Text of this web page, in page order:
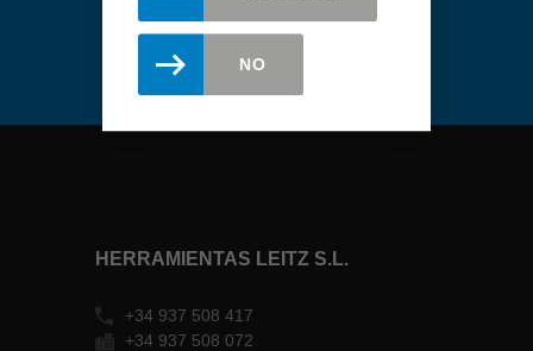
Registre-se aqui para a
HERRAMIENTAS LEITZ S.L.
+34 937 508 417
+34 937 508 072
NO